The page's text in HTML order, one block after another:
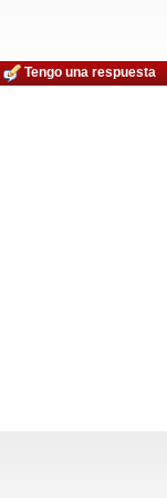
Tengo una respuesta